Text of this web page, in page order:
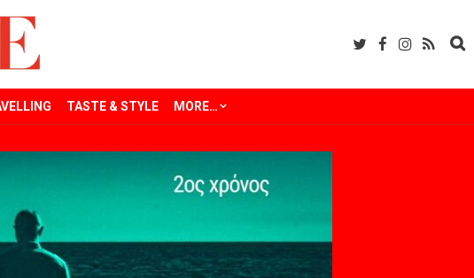
TASTE & STYLE MORE…